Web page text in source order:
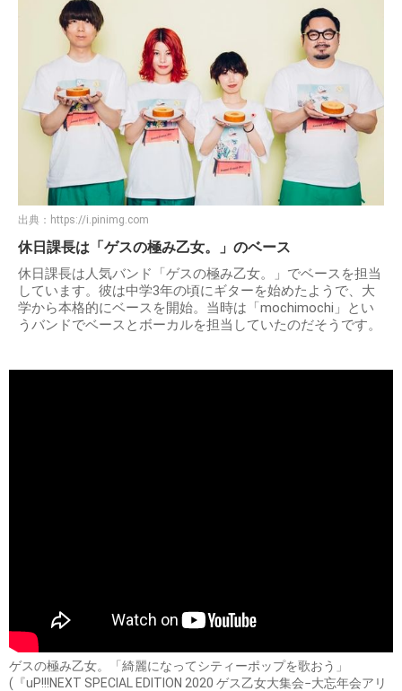
出典： https://i.pinimg.com
休日課長は「ゲスの極み乙女。」のベース
休日課長は人気バンド「ゲスの極み乙女。」でベースを担当
しています。彼は中学3年の頃にギターを始めたようで、大
学から本格的にベースを開始。当時は「mochimochi」とい
うバンドでベースとボーカルを担当していたのだそうです。
ゲスの極み乙女。「綺麗になってシティーポップを歌おう」
(『uP!!!NEXT SPECIAL EDITION 2020 ゲス乙女大集会−大忘年会アリ